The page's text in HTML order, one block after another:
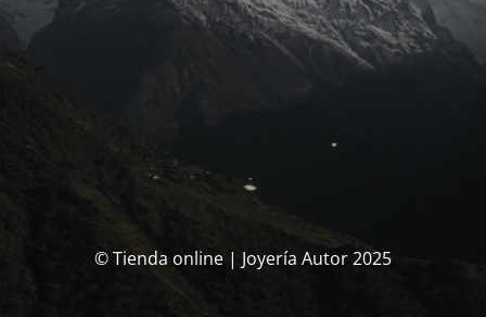
© Tienda online | Joyería Autor 2025